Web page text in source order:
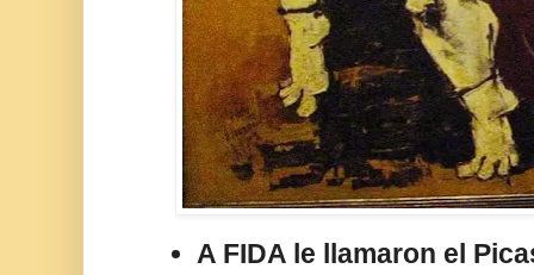
A FIDA le llamaron el